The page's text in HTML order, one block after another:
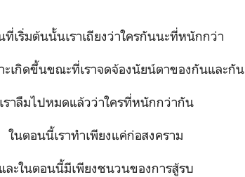
ที่เริ่มต้นนั้นเราเถียงว่าใครกันนะที่หนักกว่า
าะเกิดขึ้นขณะที่เราจดจ้องนัยน์ตาของกันและกัน
เราลืมไปหมดแล้วว่าใครที่หนักกว่ากัน
ในตอนนี้เราทำเพียงแค่ก่อสงคราม
และในตอนนี้มีเพียงชนวนของการสู้รบ